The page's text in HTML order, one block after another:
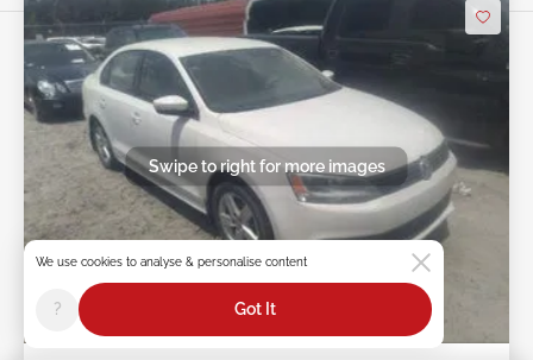
Venta Futura
Swipe to right for more images
We use cookies to analyse & personalise content
? Got It